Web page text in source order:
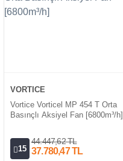
VORTICE
Vortice Vorticel MP 454 T Orta
Basınçlı Aksiyel Fan [6800m³/h]
15
44.447,62 TL
37.780,47 TL